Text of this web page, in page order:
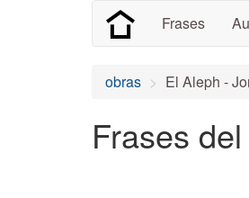
Frases
obras El Aleph -
Frases